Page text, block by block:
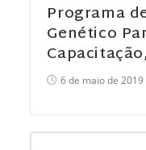
Programa
Genético
6 de maio de 2019